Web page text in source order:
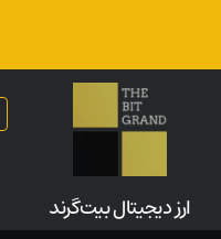
ارز‌ دیجیتال بیت‌گرند